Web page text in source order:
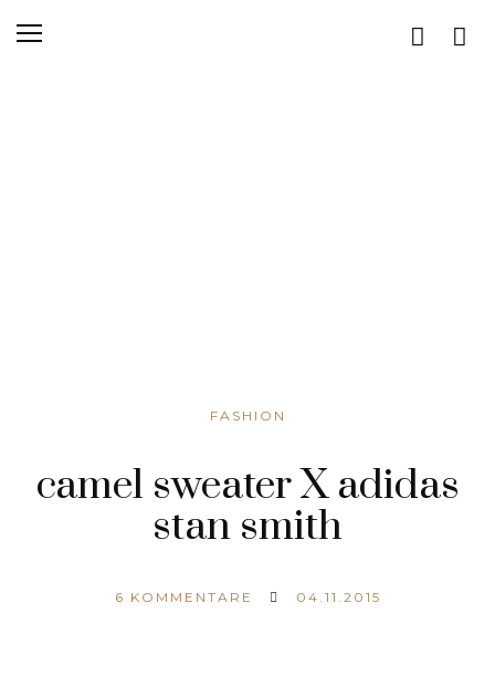
FASHION
camel sweater X adidas
stan smith
6 KOMMENTARE 04.11.2015